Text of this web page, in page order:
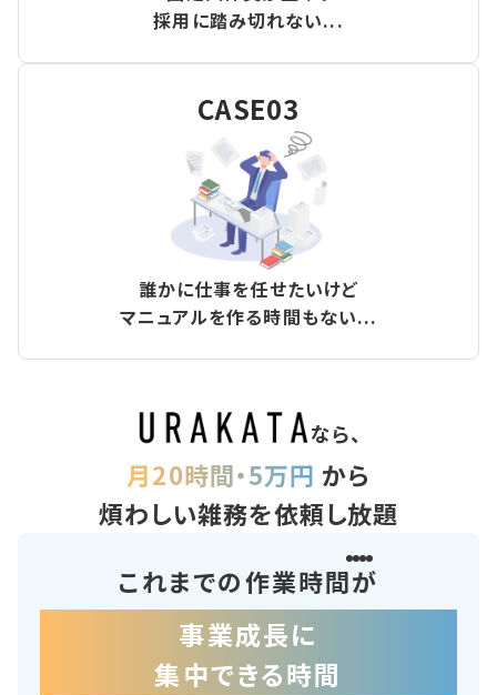
採用に踏み切れない...
CASE03
誰かに仕事を任せたいけど
マニュアルを作る時間もない...
なら、
月20時間・5万円 から
煩わしい雑務を依頼し放題
これまでの作業時間が
事業成長に
集中できる時間